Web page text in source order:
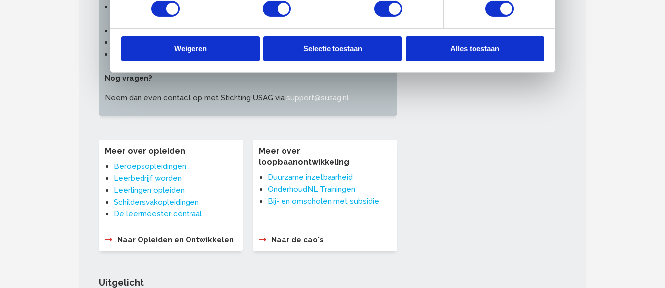
Weigeren Selectie toestaan Alles toestaan
Vul uw naw-gegevens, geboortedatum en personeelsnummer SUSAG (= uw
SUSAG-ID) in
Maak een wachtwoord aan
Klik op registreren
Nog vragen?
Neem dan even contact op met Stichting USAG via support@susag.nl
Meer over opleiden
Beroepsopleidingen
Leerbedrijf worden
Leerlingen opleiden
Schildersvakopleidingen
De leermeester centraal
Naar Opleiden en Ontwikkelen
Meer over
loopbaanontwikkeling
Duurzame inzetbaarheid
OnderhoudNL Trainingen
Bij- en omscholen met subsidie
Naar de cao's
Uitgelicht